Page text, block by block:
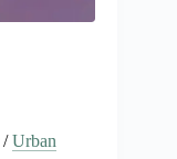
Urban